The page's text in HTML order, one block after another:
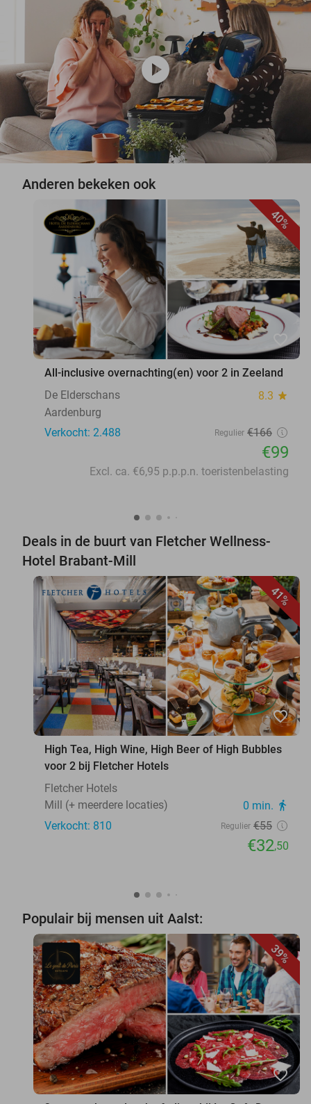
play_circle
Anderen bekeken ook
40%
favorite_border
All-inclusive overnachting(en) voor 2 in Zeeland
De Elderschans
8.3 star
Aardenburg
Verkocht: 2.488
Regulier €166
€99
Excl. ca. €6,95 p.p.p.n. toeristenbelasting
Deals in de buurt van Fletcher Wellness-
Hotel Brabant-Mill
41%
favorite_border
High Tea, High Wine, High Beer of High Bubbles
voor 2 bij Fletcher Hotels
Fletcher Hotels
Mill (+ meerdere locaties)
0 min. directions_walk
Verkocht: 810 Regulier €55
€32,50
Populair bij mensen uit Aalst:
39%
favorite_border